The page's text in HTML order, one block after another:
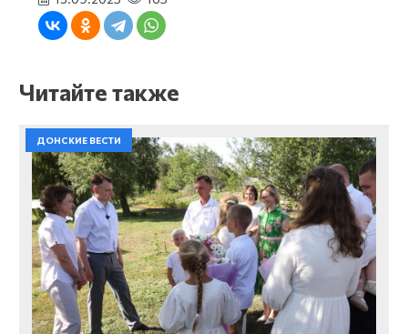
Читайте также
ДОНСКИЕ ВЕСТИ